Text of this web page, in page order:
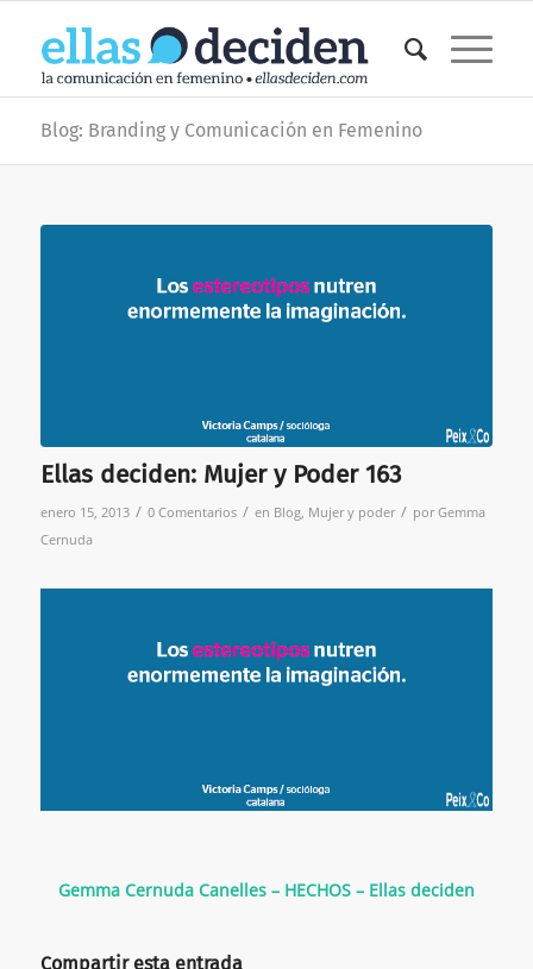
Blog: Branding y Comunicación en Femenino
Ellas deciden: Mujer y Poder 163
enero 15, 2013 / 0 Comentarios / en Blog, Mujer y poder / porGemma
Cernuda
Gemma Cernuda Canelles – HECHOS – Ellas deciden
Compartir esta entrada